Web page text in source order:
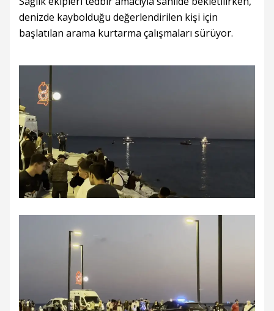
denizde kaybolduğu değerlendirilen kişi için
başlatılan arama kurtarma çalışmaları sürüyor.